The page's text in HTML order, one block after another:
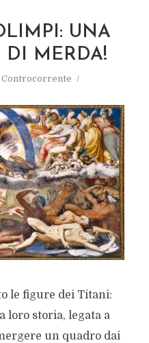
UNA
DI MERDA!
Controcorrente
le figure dei Titani:
loro storia, legata a
un quadro dai